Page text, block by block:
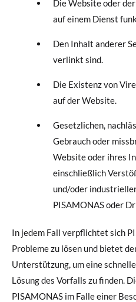
Die Website oder
auf einem Dienst
Den Inhalt anderer
verlinkt sind.
Die Existenz von
auf der Website.
Gesetzlichen,
Gebrauch oder
Website oder ihres
einschließlich
und/oder
PISAMONAS oder
In jedem Fall verpflichtet sich
Probleme zu lösen und bietet
Unterstützung, um eine
Lösung des Vorfalls zu finden.
PISAMONAS im Falle einer